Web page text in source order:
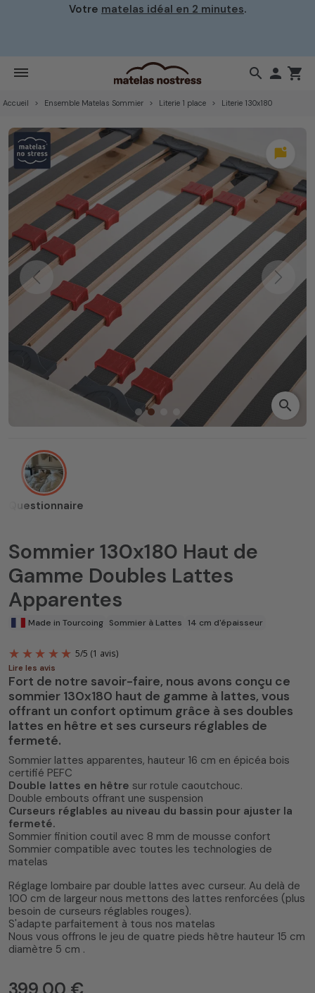
Votre matelas idéal en 2 minutes.
search  shopping_cart
Accueil Ensemble Matelas Sommier Literie 1 place Literie 130x180
mark_chat_unread
Previous Next
search
Questionnaire
Sommier 130x180 Haut de
Gamme Doubles Lattes
Apparentes
5 5
Made in Tourcoing Sommier à Lattes 14 cm d'épaisseur
Lire les avis
Fort de notre savoir-faire, nous avons conçu ce
sommier 130x180 haut de gamme à lattes, vous
offrant un confort optimum grâce à ses doubles
lattes en hêtre et ses curseurs réglables de
fermeté.
Sommier lattes apparentes, hauteur 16 cm en épicéa bois
certifié PEFC
Double lattes en hêtre sur rotule caoutchouc.
Double embouts offrant une suspension
Curseurs réglables au niveau du bassin pour ajuster la
fermeté.
Sommier finition coutil avec 8 mm de mousse confort
Sommier compatible avec toutes les technologies de
matelas
Réglage lombaire par double lattes avec curseur. Au delà de
100 cm de largeur nous mettons des lattes renforcées (plus
besoin de curseurs réglables rouges).
S'adapte parfaitement à tous nos matelas
Nous vous offrons le jeu de quatre pieds hêtre hauteur 15 cm
diamètre 5 cm .